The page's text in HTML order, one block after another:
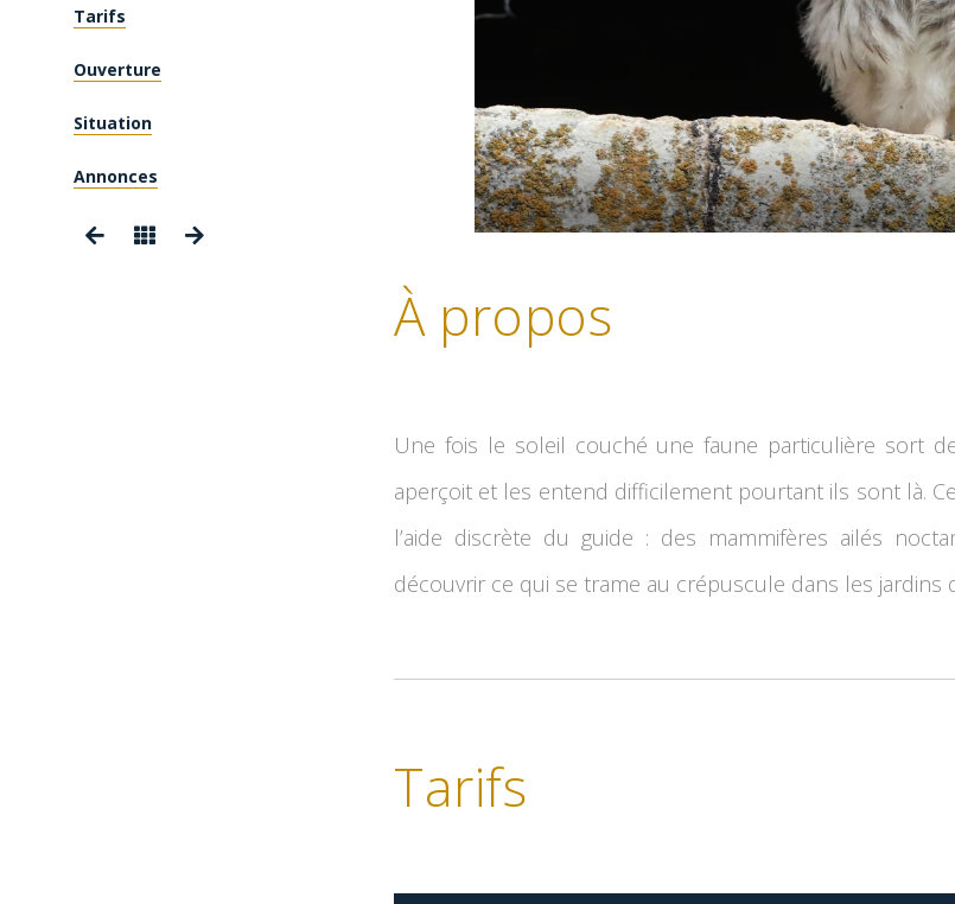
Tarifs
Ouverture
Situation
Annonces
À propos
Une fois le soleil couché une faune particulière sort
aperçoit et les entend difficilement pourtant ils sont là.
l’aide discrète du guide : des mammifères ailés
découvrir ce qui se trame au crépuscule dans les jardins
Tarifs